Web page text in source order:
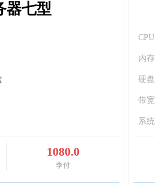
器七型
1080.0
季付
内
硬
带
系